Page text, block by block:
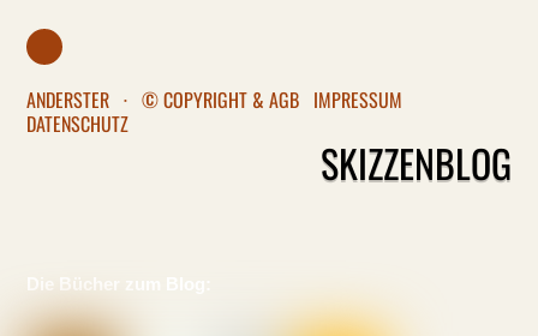
ANDERSTER · © COPYRIGHT & AGB IMPRESSUM
DATENSCHUTZ
SKIZZENBLOG
Die Bücher zum Blog: